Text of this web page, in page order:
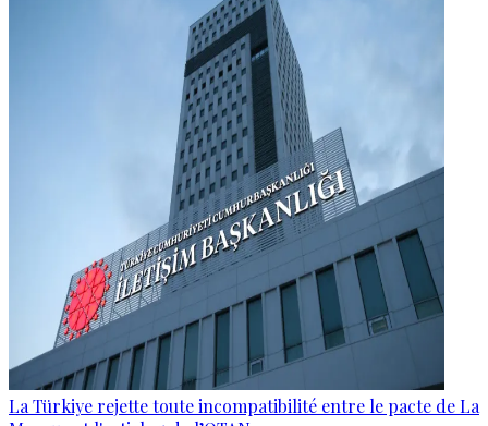
La Türkiye rejette toute incompatibilité entre le pacte de La